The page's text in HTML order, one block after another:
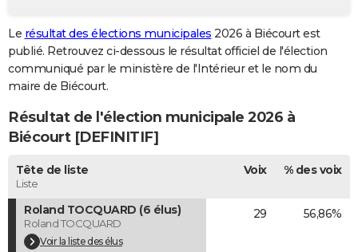
GUIDES D'ACHAT
BONS PLANS
CARTE DE VOEUX
Carte de Noël
Carte Bonne année
Carte Saint-Valentin
Carte Pâques
Carte d'anniversaire
DICTIONNAIRE
Dictionnaire
Biographies
Citations
Expressions
Proverbes
PROGRAMME TV
COPAINS D'AVANT
S'inscrire
Se connecter
Lycées
Collèges
Primaires
Universités
Entreprises
Service militaire
Avis de recherche
AVIS DE DÉCÈS
Le résultat des élections municipales 2026 à Biécourt est
publié. Retrouvez ci-dessous le résultat officiel de l'élection
communiqué par le ministère de l'Intérieur et le nom du
maire de Biécourt.
Résultat de l'élection municipale 2026 à
Biécourt [DEFINITIF]
Tête de liste
Liste
Voix % des voix
Roland TOCQUARD (6 élus)
Roland TOCQUARD
Voir la liste des élus
29 56,86%